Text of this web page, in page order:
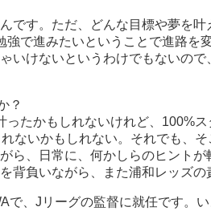
です。ただ、どんな目標や夢を
で進みたいということで進路
いけないというわけでもないの
？
たかもしれないけれど、100%
ないかもしれない。それでも、
ら、日常に、何かしらのヒント
負いながら、また浦和レッズ
、Jリーグの監督に就任です。